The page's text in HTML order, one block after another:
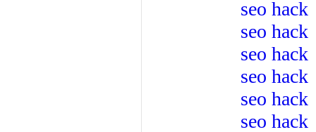
seo hack
seo hack
seo hack
seo hack
seo hack
seo hack